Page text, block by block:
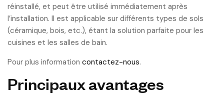
réinstallé, et peut être utilisé immédiatement après
l’installation. Il est applicable sur différents types de sols
(céramique, bois, etc.), étant la solution parfaite pour les
cuisines et les salles de bain.
Pour plus information contactez-nous.
Principaux avantages